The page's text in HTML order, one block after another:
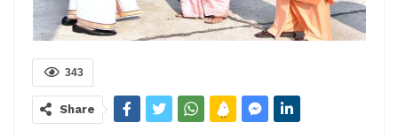
343
Share